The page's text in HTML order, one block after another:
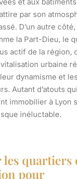
par son
D’un autre
la Part-Dieu, le
actif de la région,
urbaine
dynamisme et
Autant d’atouts
immobilier à Lyon
inéluctable.
les quartiers
pour